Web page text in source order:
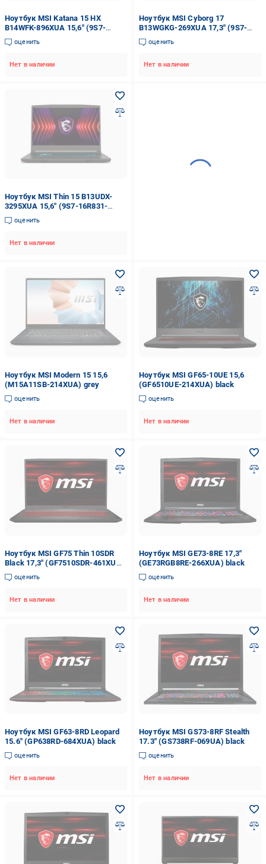
Ноутбук MSI Katana 15 HX
B14WFK-896XUA 15,6" (9S7-
1587C1-896) black
оценить
Нет в наличии
Ноутбук MSI Cyborg 17
B13WGKG-269XUA 17,3" (9S7-
17U332-269) translucent black
оценить
Нет в наличии
Ноутбук MSI Thin 15 B13UDX-
3295XUA 15,6" (9S7-16R831-
3295) cosmos gray
оценить
Нет в наличии
Ноутбук MSI Modern 15 15,6
(M15A11SB-214XUA) grey
оценить
Нет в наличии
Ноутбук MSI GF65-10UE 15,6
(GF6510UE-214XUA) black
оценить
Нет в наличии
Ноутбук MSI GF75 Thin 10SDR
Black 17,3" (GF7510SDR-461XUA)
black
оценить
Нет в наличии
Ноутбук MSI GE73-8RE 17,3"
(GE73RGB8RE-266XUA) black
оценить
Нет в наличии
Ноутбук MSI GF63-8RD Leopard
15.6" (GP638RD-684XUA) black
оценить
Нет в наличии
Ноутбук MSI GS73-8RF Stealth
17.3" (GS738RF-069UA) black
оценить
Нет в наличии